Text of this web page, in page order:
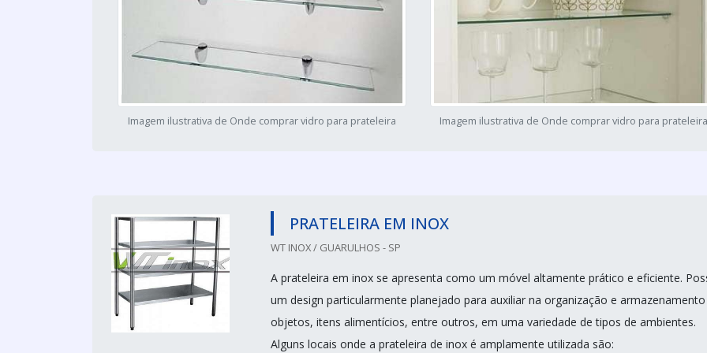
Imagem ilustrativa de Onde comprar vidro para prateleira Imagem ilustrativa de Onde comprar vidro para prateleira
PRATELEIRA EM INOX
WT INOX / GUARULHOS - SP
A prateleira em inox se apresenta como um móvel altamente prático e eficiente.
um design particularmente planejado para auxiliar na organização e armazenamento
objetos, itens alimentícios, entre outros, em uma variedade de tipos de ambientes.
Alguns locais onde a prateleira de inox é amplamente utilizada são: